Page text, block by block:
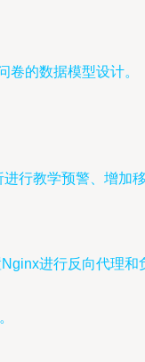
的数据模型设计。
行教学预警、增加
进行反向代理和